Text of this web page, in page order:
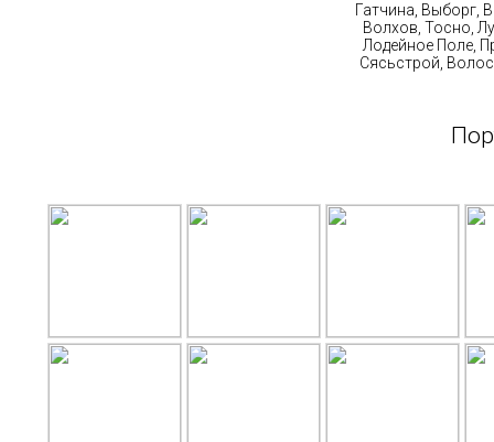
Гатчина, Выборг,
Волхов, Тосно,
Лодейное Поле,
Сясьстрой,